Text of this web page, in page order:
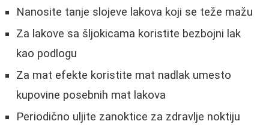
Nanosite tanje slojeve lakova koji se teže mažu
Za lakove sa šljokicama koristite bezbojni lak
kao podlogu
Za mat efekte koristite mat nadlak umesto
kupovine posebnih mat lakova
Periodično uljite zanoktice za zdravlje noktiju